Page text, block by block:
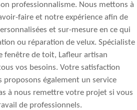
professionnalisme. Nous mettons à
faire et notre expérience afin de
et sur-mesure en ce qui
ou réparation de velux. Spécialiste
fenêtre de toit, Lafleur artisan
vos besoins. Votre satisfaction
également un service
à nous remettre votre projet si vous
de professionnels.